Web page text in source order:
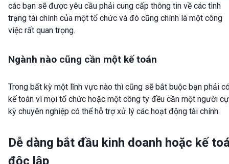
các bạn sẽ được yêu cầu phải cung cấp thông tin về các tình
trạng tài chính của một tổ chức và đó cũng chính là một công
việc rất quan trọng.
Ngành nào cũng cần một kế toán
Trong bất kỳ một lĩnh vực nào thì cũng sẽ bắt buộc bạn phải
kế toán vì mọi tổ chức hoặc một công ty đều cần một người
kỳ chuyên nghiệp có thể hỗ trợ xử lý các hoạt động tài chính.
Dễ dàng bắt đầu kinh doanh hoặc kế